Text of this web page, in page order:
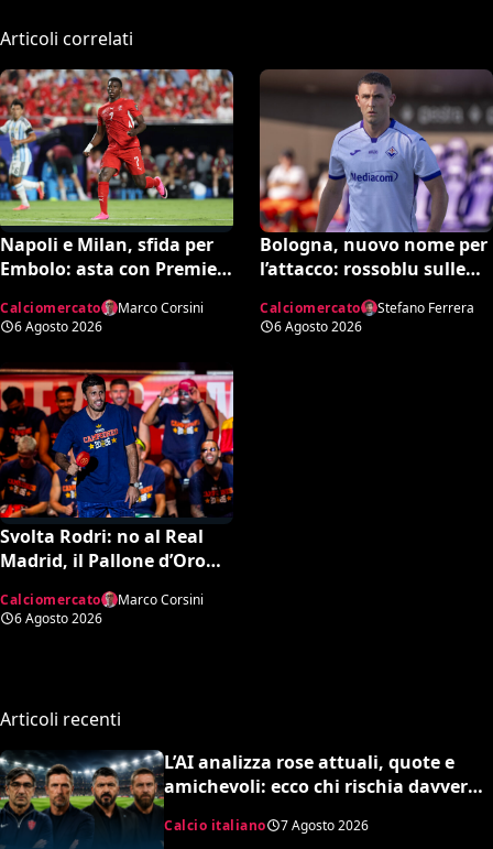
Articoli correlati
Napoli e Milan, sfida per
Embolo: asta con Premier
Calciomercato
Marco Corsini
6 Agosto 2026
Bologna, nuovo nome per
l’attacco: rossoblu sulle
Calciomercato
Stefano Ferrera
6 Agosto 2026
Svolta Rodri: no al Real
Madrid, il Pallone d’Oro
milioni
Calciomercato
Marco Corsini
6 Agosto 2026
Articoli recenti
L’AI analizza rose attuali, quote e
amichevoli: ecco chi rischia davvero
un’insospettabile
Calcio italiano 7 Agosto 2026